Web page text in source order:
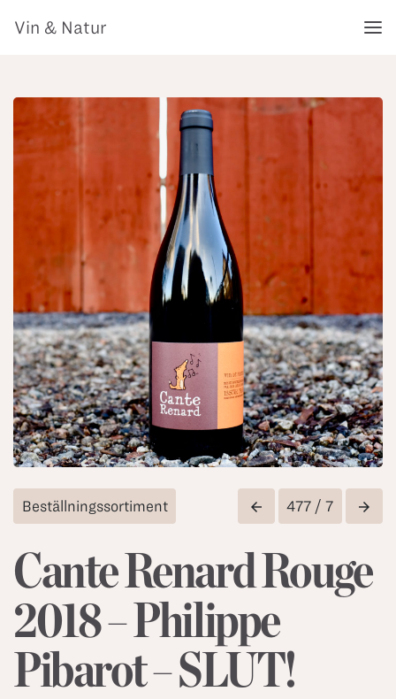
Vin & Natur
Beställningssortiment arrow_back 477 / 7 arrow_forward
Cante Renard Rouge
2018 – Philippe
Pibarot – SLUT!